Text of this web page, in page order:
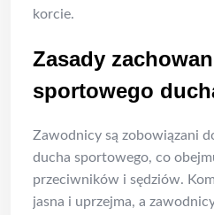
korcie.
Zasady
sportowego
Zawodnicy są zobowiązani
ducha sportowego, co
przeciwników i sędziów.
jasna i uprzejma, a